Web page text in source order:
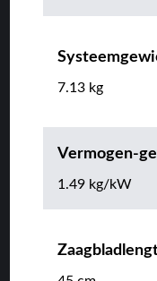
7.13 kg
Vermogen-
1.49 kg/kW